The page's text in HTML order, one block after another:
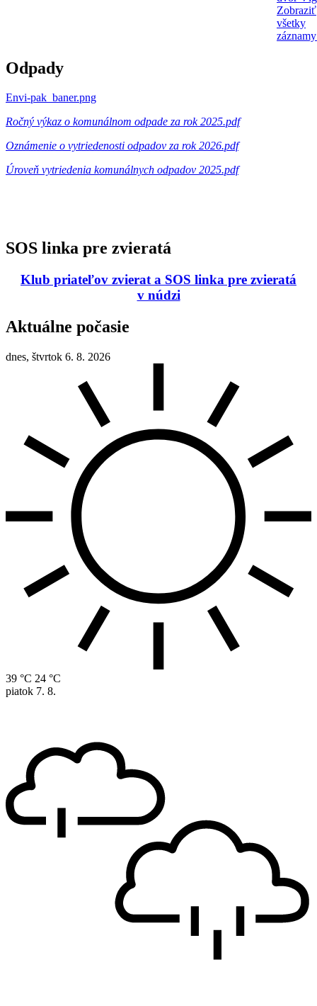
Zobraziť
všetky
Odpady
Envi-pak_baner.png
Ročný výkaz o komunálnom odpade za rok 2025.pdf
Oznámenie o vytriedenosti odpadov za rok 2026.pdf
Úroveň vytriedenia komunálnych odpadov 2025.pdf
SOS linka pre zvieratá
Klub priateľov zvierat a SOS linka pre zvieratá
v núdzi
Aktuálne počasie
dnes, štvrtok 6. 8. 2026
39 °C 24 °C
piatok 7. 8.